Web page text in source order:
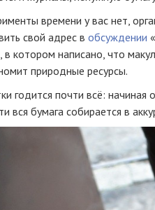
времени у вас нет,
свой адрес в обсуждении
в котором написано, что
природные ресурсы.
годится почти всё:
вся бумага собирается в